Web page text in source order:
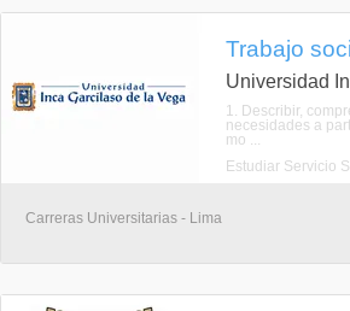
Trabajo
Universidad
1. Describir,
necesidades a
mo ...
Estudiar Servicio
Carreras Universitarias - Lima